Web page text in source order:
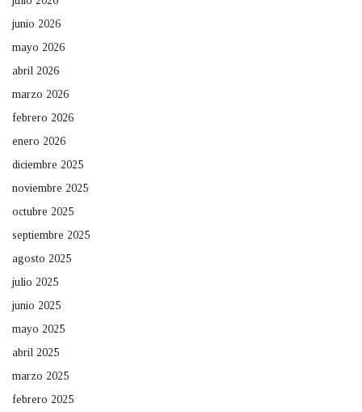
junio 2026
mayo 2026
abril 2026
marzo 2026
febrero 2026
enero 2026
diciembre 2025
noviembre 2025
octubre 2025
septiembre 2025
agosto 2025
julio 2025
junio 2025
mayo 2025
abril 2025
marzo 2025
febrero 2025